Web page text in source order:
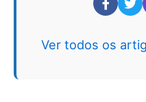
Ver todos os